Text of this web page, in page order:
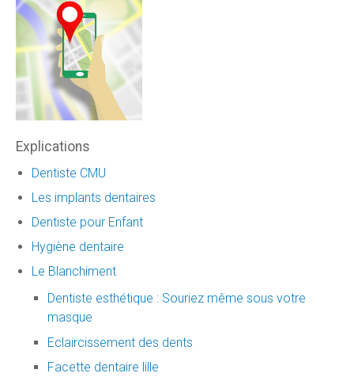
Explications
Dentiste CMU
Les implants dentaires
Dentiste pour Enfant
Hygiène dentaire
Le Blanchiment
Dentiste esthétique : Souriez même sous votre
masque
Eclaircissement des dents
Facette dentaire lille